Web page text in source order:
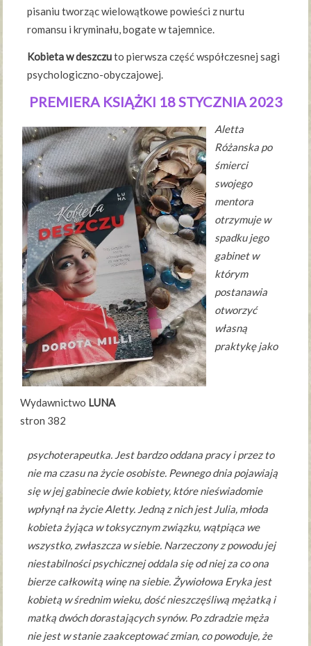
pisaniu tworząc wielowątkowe powieści z nurtu
romansu i kryminału, bogate w tajemnice.
Kobieta w deszczuto pierwsza część współczesnej sagi
psychologiczno-obyczajowej.
PREMIERA KSIĄŻKI 18 STYCZNIA 2023
Wydawnictwo LUNA
stron 382
Aletta
Różanska po
śmierci
swojego
mentora
otrzymuje w
spadku jego
gabinet w
którym
postanawia
otworzyć
własną
praktykę jako
psychoterapeutka. Jest bardzo oddana pracy i przez to
nie ma czasu na życie osobiste. Pewnego dnia pojawiają
się w jej gabinecie dwie kobiety, które nieświadomie
wpłynął na życie Aletty. Jedną z nich jest Julia, młoda
kobieta żyjąca w toksycznym związku, wątpiąca we
wszystko, zwłaszcza w siebie. Narzeczony z powodu jej
niestabilności psychicznej oddala się od niej za co ona
bierze całkowitą winę na siebie. Żywiołowa Eryka jest
kobietą w średnim wieku, dość nieszczęśliwą mężatką i
matką dwóch dorastających synów. Po zdradzie męża
nie jest w stanie zaakceptować zmian, co powoduje, że